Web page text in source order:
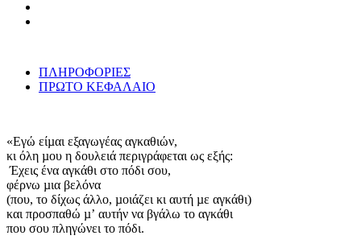
ΠΛΗΡΟΦΟΡΙΕΣ
ΠΡΩΤΟ ΚΕΦΑΛΑΙΟ
«Εγώ είµαι εξαγωγέας αγκαθιών,
κι όλη µου η δουλειά περιγράφεται ως εξής:
Έχεις ένα αγκάθι στο πόδι σου,
φέρνω µια βελόνα
(που, το δίχως άλλο, µοιάζει κι αυτή µε αγκάθι)
και προσπαθώ µʼ αυτήν να βγάλω το αγκάθι
που σου πληγώνει το πόδι.